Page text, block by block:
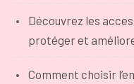
Découvrez les
protéger et
Comment choisir